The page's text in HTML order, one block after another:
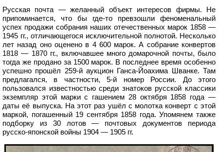
Русская почта — желанный объект интересов фирмы. Не
припоминается, что бы где-то превзошли феноменальный
успех продажи собрания наших отечественных марок 1858 —
1945 гг., отличающегося исключительной полнотой. Несколько
лет назад оно оценено в 4 600 марок. А собрание конвертов
1818 — 1870 гг., включавшее много домарочной почты, было
тогда же продано за 1500 марок. В последнее время особенно
успешно прошёл 259-й аукцион Ганса-Йоахима Шванке. Там
предлагался, в частности, 5-й номер России. До этого
пользовался известностью среди знатоков русской классики
экземпляр этой марки с гашением 28 октября 1858 года —
даты её выпуска. На этот раз ушёл с молотка конверт с этой
маркой, погашенный 19 сентября 1858 года. Упомянем также
подборку из 30 лотов — почтовых документов периода
русско-японской войны 1904 — 1905 гг.